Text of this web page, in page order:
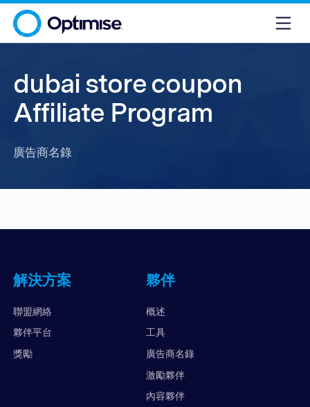
dubai store coupon
Affiliate Program
廣告商名錄
解決方案
聯盟網絡
夥伴平台
獎勵
夥伴
概述
工具
廣告商名錄
激勵夥伴
內容夥伴